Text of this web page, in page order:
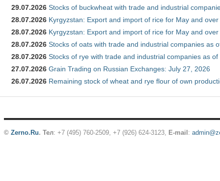
29.07.2026 Stocks of buckwheat with trade and industrial
28.07.2026 Kyrgyzstan: Export and import of rice for May and
28.07.2026 Kyrgyzstan: Export and import of rice for May and
28.07.2026 Stocks of oats with trade and industrial companies as
28.07.2026 Stocks of rye with trade and industrial companies as
27.07.2026 Grain Trading on Russian Exchanges: July 27, 2026
26.07.2026 Remaining stock of wheat and rye flour of own
© Zerno.Ru. Тел: +7 (495) 760-2509, +7 (926) 624-3123, E-mail :